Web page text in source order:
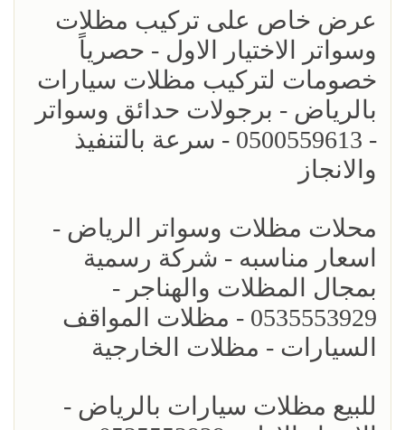
عرض خاص على تركيب مظلات
وسواتر الاختيار الاول - حصرياً
خصومات لتركيب مظلات سيارات
بالرياض - برجولات حدائق وسواتر
- 0500559613 - سرعة بالتنفيذ
والانجاز
محلات مظلات وسواتر الرياض -
اسعار مناسبه - شركة رسمية
بمجال المظلات والهناجر -
0535553929 - مظلات المواقف
السيارات - مظلات الخارجية
للبيع مظلات سيارات بالرياض -